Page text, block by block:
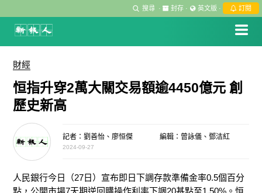
搜尋 · 封存 · 英文版 · 訂閱
財經
恒指升穿2萬大關交易額逾4450億元 創
歷史新高
記者：劉善怡、廖恒傑 編輯：曾詠儀、鄧洁紅
2024-09-27
人民銀行今日（27日）宣布即日下調存款準備金率0.5個百分